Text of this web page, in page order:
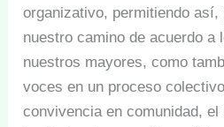
organizativo, permitiendo
nuestro camino de acuerdo a
nuestros mayores, como
voces en un proceso
convivencia en comunidad, el